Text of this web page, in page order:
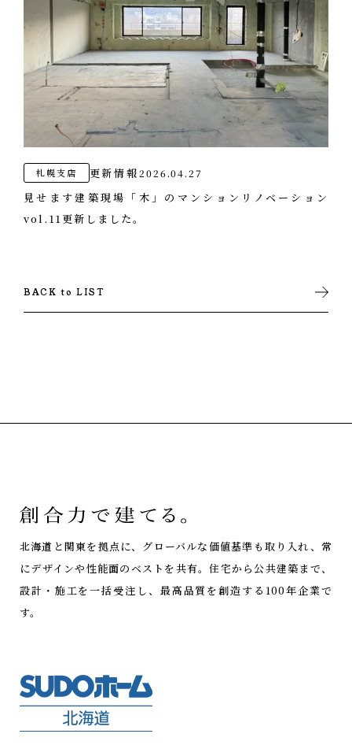
BACK to LIST
札幌支店 更新情報2026.04.27
見せます建築現場「木」のマンションリノベーション
vol.11更新しました。
北海道と関東を拠点に、グローバルな価値基準も取り入れ、常
にデザインや性能面のベストを共有。住宅から公共建築まで、
設計・施工を一括受注し、最高品質を創造する100年企業で
す。